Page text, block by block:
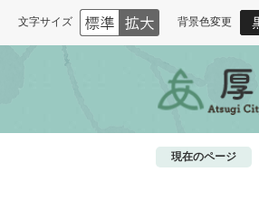
文字サイズ 背景色変更
現在のページ